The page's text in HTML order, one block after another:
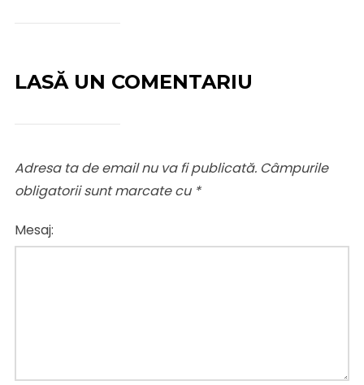
LASĂ UN COMENTARIU
Adresa ta de email nu va fi publicată. Câmpurile
obligatorii sunt marcate cu *
Mesaj: